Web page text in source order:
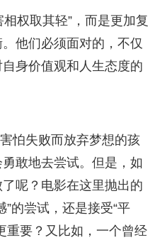
权取其轻”，而是更加复
他们必须面对的，不仅
身价值观和人生态度的
怕失败而放弃梦想的孩
敢地去尝试。但是，如
呢？电影在这里抛出的
”的尝试，还是接受“平
重要？又比如，一个曾经